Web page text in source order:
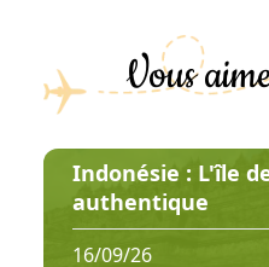
Vous
Indonésie : L'île
authentique
16/09/26